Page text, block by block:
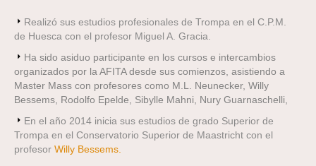
Realizó sus estudios profesionales de Trompa en el C.P.M.
de Huesca con el profesor Miguel A. Gracia.
Ha sido asiduo participante en los cursos e intercambios
organizados por la AFITA desde sus comienzos, asistiendo a
Master Mass con profesores como M.L. Neunecker, Willy
Bessems, Rodolfo Epelde, Sibylle Mahni, Nury Guarnaschelli,
En el año 2014 inicia sus estudios de grado Superior de
Trompa en el Conservatorio Superior de Maastricht con el
profesor Willy Bessems.